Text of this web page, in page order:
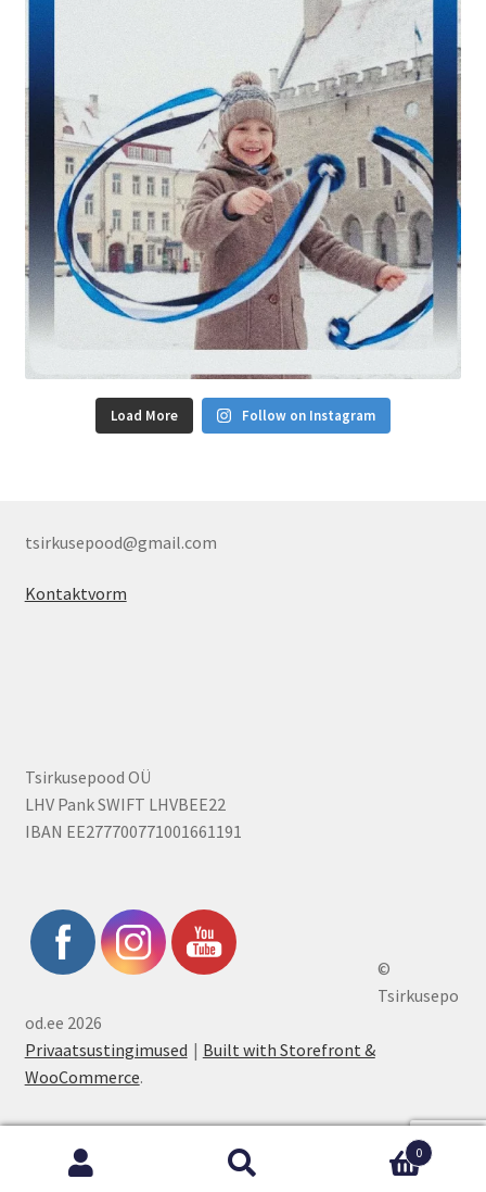
Load More Follow on Instagram
tsirkusepood@gmail.com
Kontaktvorm
Tsirkusepood OÜ
LHV Pank SWIFT LHVBEE22
IBAN EE277700771001661191
©
Tsirkusepo
od.ee 2026
Privaatsustingimused
Built with Storefront &
WooCommerce.
0